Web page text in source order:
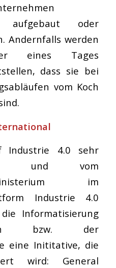
aufgebaut oder
Andernfalls werden
eines Tages
dass sie bei
vom Koch
Industrie 4.0 sehr
und vom
im
Industrie 4.0
Informatisierung
bzw. der
eine Inititative, die
wird: General